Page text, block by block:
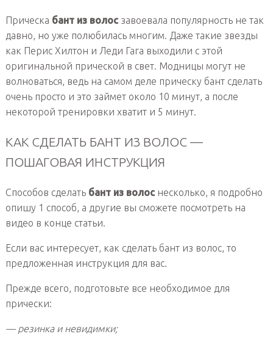
Прическа бант из волосзавоевала популярность не так
давно, но уже полюбилась многим. Даже такие звезды
как Перис Хилтон и Леди Гага выходили с этой
оригинальной прической в свет. Модницы могут не
волноваться, ведь на самом деле прическу бант сделать
очень просто и это займет около 10 минут, а после
некоторой тренировки хватит и 5 минут.
КАК СДЕЛАТЬ БАНТ ИЗ ВОЛОС —
ПОШАГОВАЯ ИНСТРУКЦИЯ
Способов сделать бант из волоснесколько, я подробно
опишу 1 способ, а другие вы сможете посмотреть на
видео в конце статьи.
Если вас интересует, как сделать бант из волос, то
предложенная инструкция для вас.
Прежде всего, подготовьте все необходимое для
прически:
— резинка и невидимки;